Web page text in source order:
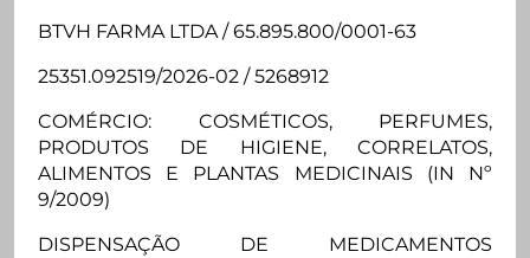
BTVH FARMA LTDA / 65.895.800/0001-63
25351.092519/2026-02 / 5268912
COMÉRCIO: COSMÉTICOS, PERFUMES,
PRODUTOS DE HIGIENE, CORRELATOS,
ALIMENTOS E PLANTAS MEDICINAIS (IN Nº
9/2009)
DISPENSAÇÃO DE MEDICAMENTOS